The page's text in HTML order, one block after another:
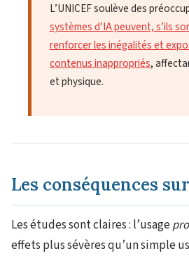
L’UNICEF soulève des
systèmes d’IA peuvent, s’ils
renforcer les inégalités et
contenus inappropriés,
et physique.
Les conséquences
Les études sont claires : l’usage
effets plus sévères qu’un simple